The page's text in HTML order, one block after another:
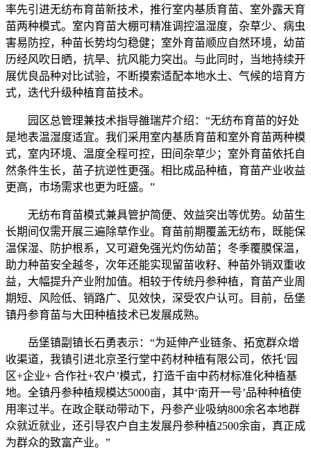
率先引进无纺布育苗新技术，推行室内基质育苗、室外露天育
苗两种模式。室内育苗大棚可精准调控温湿度，杂草少、病虫
害易防控，种苗长势均匀稳健；室外育苗顺应自然环境，幼苗
历经风吹日晒，抗旱、抗风能力突出。与此同时，当地持续开
展优良品种对比试验，不断摸索适配本地水土、气候的培育方
式，迭代升级种植育苗技术。
园区总管理兼技术指导雒瑞芹介绍：“无纺布育苗的好处
是地表温湿度适宜。我们采用室内基质育苗和室外育苗两种模
式，室内环境、温度全程可控，田间杂草少；室外育苗依托自
然条件生长，苗子抗逆性更强。相比成品种植，育苗产业收益
更高，市场需求也更为旺盛。”
无纺布育苗模式兼具管护简便、效益突出等优势。幼苗生
长期间仅需开展三遍除草作业。育苗前期覆盖无纺布，既能保
温保湿、防护根系，又可避免强光灼伤幼苗；冬季覆膜保温，
助力种苗安全越冬，次年还能实现留苗收籽、种苗外销双重收
益，大幅提升产业附加值。相较于传统丹参种植，育苗产业周
期短、风险低、销路广、见效快，深受农户认可。目前，岳堡
镇丹参育苗与大田种植技术已发展成熟。
岳堡镇副镇长石勇表示：“为延伸产业链条、拓宽群众增
收渠道，我镇引进北京圣行堂中药材种植有限公司，依托‘园
区+企业+ 合作社+农户’模式，打造千亩中药材标准化种植基
地。全镇丹参种植规模达5000亩，其中‘南开一号’品种种植使
用率过半。在政企联动带动下，丹参产业吸纳800余名本地群
众就近就业，还引导农户自主发展丹参种植2500余亩，真正成
为群众的致富产业。”